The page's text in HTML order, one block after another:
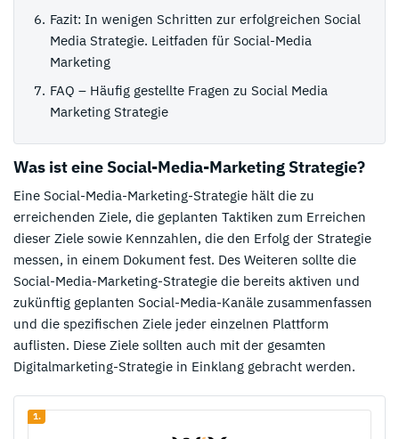
Fazit: In wenigen Schritten zur erfolgreichen Social
Media Strategie. Leitfaden für Social-Media
Marketing
FAQ – Häufig gestellte Fragen zu Social Media
Marketing Strategie
Was ist eine Social-Media-Marketing Strategie?
Eine Social-Media-Marketing-Strategie hält die zu
erreichenden Ziele, die geplanten Taktiken zum Erreichen
dieser Ziele sowie Kennzahlen, die den Erfolg der Strategie
messen, in einem Dokument fest. Des Weiteren sollte die
Social-Media-Marketing-Strategie die bereits aktiven und
zukünftig geplanten Social-Media-Kanäle zusammenfassen
und die spezifischen Ziele jeder einzelnen Plattform
auflisten. Diese Ziele sollten auch mit der gesamten
Digitalmarketing-Strategie in Einklang gebracht werden.
1.